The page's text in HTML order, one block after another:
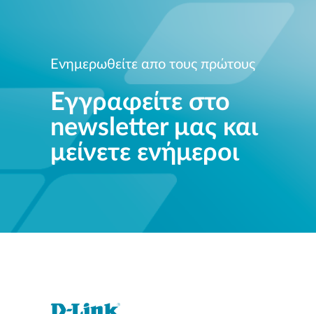
Ενημερωθείτε απο τους πρώτους
Εγγραφείτε στο
newsletter μας και
μείνετε ενήμεροι